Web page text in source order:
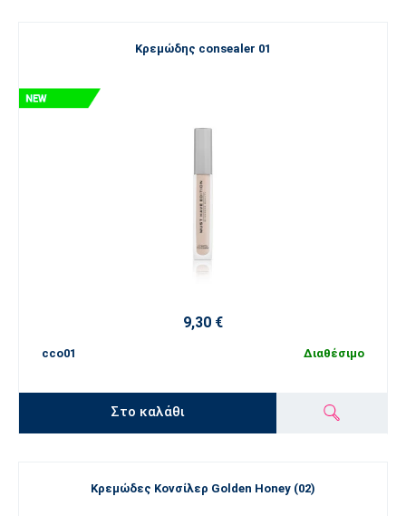
Κρεμώδης consealer 01
9,30 €
cco01 Διαθέσιμο
Στο καλάθι
Κρεμώδες Κονσίλερ Golden Honey (02)